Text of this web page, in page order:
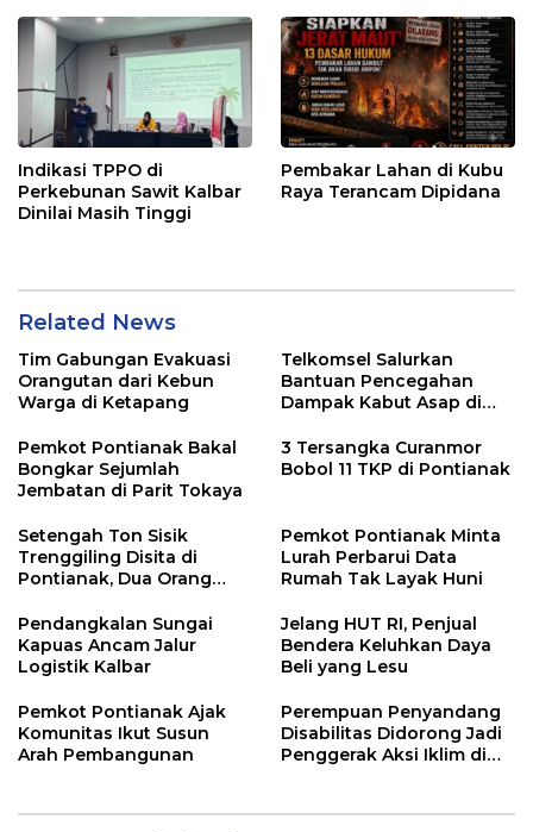
Indikasi TPPO di
Perkebunan Sawit Kalbar
Dinilai Masih Tinggi
Pembakar Lahan di Kubu
Raya Terancam Dipidana
Related News
Tim Gabungan Evakuasi
Orangutan dari Kebun
Warga di Ketapang
Telkomsel Salurkan
Bantuan Pencegahan
Dampak Kabut Asap di
Pemkot Pontianak Bakal
Bongkar Sejumlah
Jembatan di Parit Tokaya
3 Tersangka Curanmor
Bobol 11 TKP di Pontianak
Setengah Ton Sisik
Trenggiling Disita di
Pontianak, Dua Orang
Pemkot Pontianak Minta
Lurah Perbarui Data
Rumah Tak Layak Huni
Pendangkalan Sungai
Kapuas Ancam Jalur
Logistik Kalbar
Jelang HUT RI, Penjual
Bendera Keluhkan Daya
Beli yang Lesu
Pemkot Pontianak Ajak
Komunitas Ikut Susun
Arah Pembangunan
Perempuan Penyandang
Disabilitas Didorong Jadi
Penggerak Aksi Iklim di